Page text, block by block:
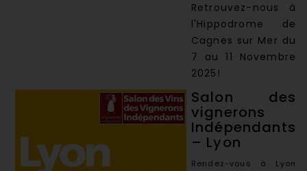
Retrouvez-nous à
l'Hippodrome de
Cagnes sur Mer du
7 au 11 Novembre
2025!
Salon des
vignerons
Indépendants
– Lyon
Rendez-vous à Lyon